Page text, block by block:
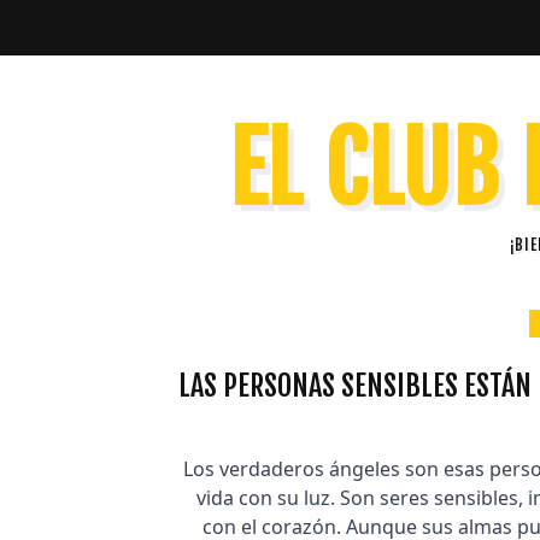
EL
LAS PERSONAS SENSIBLES
Los verdaderos ángeles son esas
vida con su luz. Son seres
con el corazón. Aunque sus almas